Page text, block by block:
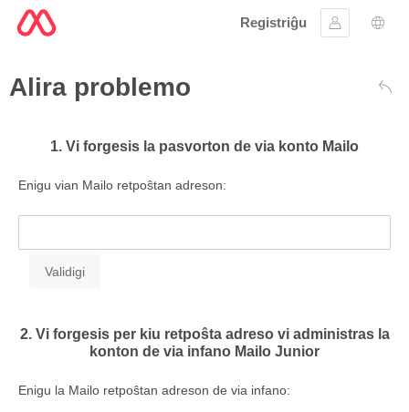
Registriĝu
Ensaluti
Alira problemo
1. Vi forgesis la pasvorton de via konto Mailo
Enigu vian Mailo retpoŝtan adreson:
2. Vi forgesis per kiu retpoŝta adreso vi administras la
konton de via infano Mailo Junior
Enigu la Mailo retpoŝtan adreson de via infano: